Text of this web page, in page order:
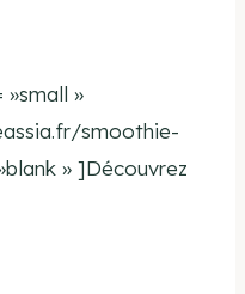
»
smoothie-
» ]Découvrez